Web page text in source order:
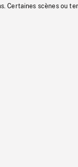
Certaines scènes ou